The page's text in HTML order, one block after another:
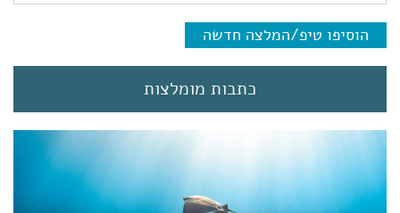
)
הוסיפו טיפ/המלצה חדשה
כתבות מומלצות